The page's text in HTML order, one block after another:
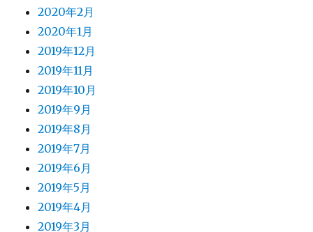
2020年2月
2020年1月
2019年12月
2019年11月
2019年10月
2019年9月
2019年8月
2019年7月
2019年6月
2019年5月
2019年4月
2019年3月